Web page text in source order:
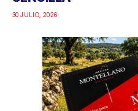
30 JULIO, 2026